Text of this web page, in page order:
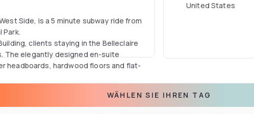
Side, is a 5 minute subway ride from
Park.
clients staying in the Belleclaire
The elegantly designed en-suite
headboards, hardwood floors and flat-
United States
WÄHLEN SIE IHREN TAG